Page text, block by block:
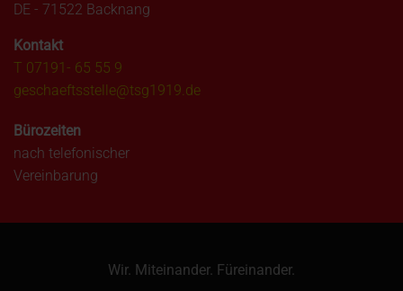
DE - 71522 Backnang
Kontakt
T 07191- 65 55 9
geschaeftsstelle@tsg1919.de
Bürozeiten
nach telefonischer
Vereinbarung
Wir. Miteinander. Füreinander.